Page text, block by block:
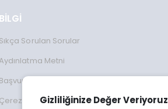
Gizliliğinize Değer Veriyoruz
BİLGİ
Sıkça Sorulan Sorular
Metni
Başvuru Formu
Çerez Kullanımı